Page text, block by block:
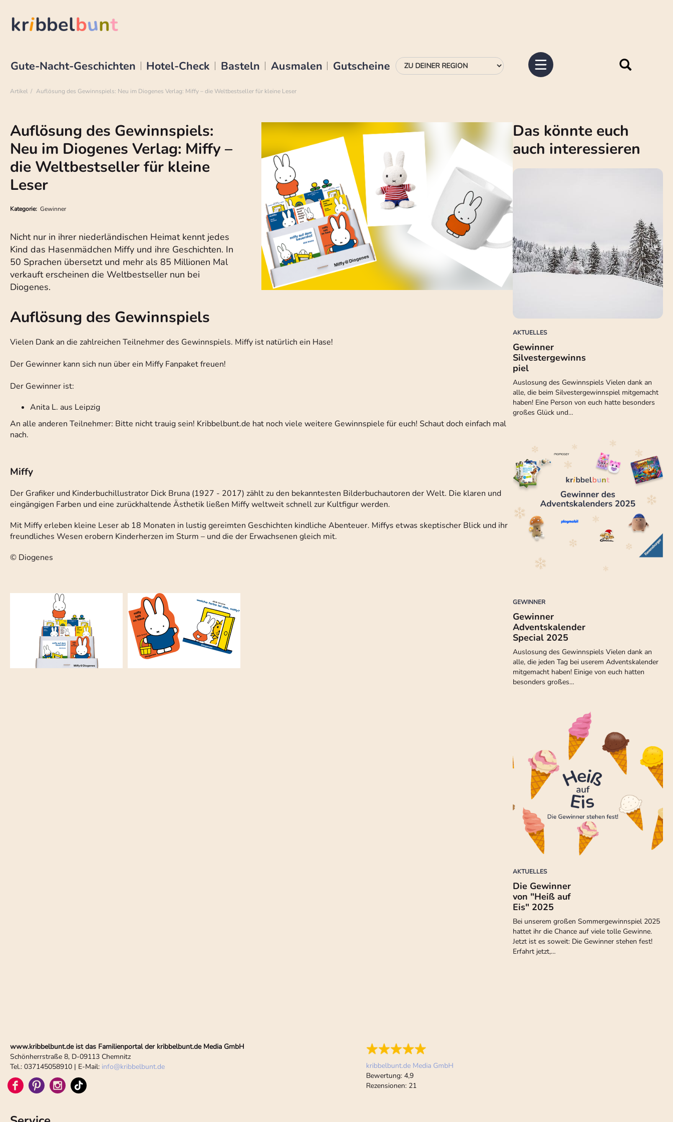
Gute-Nacht-Geschichten Hotel-Check Basteln Ausmalen Gutscheine
Artikel Auflösung des Gewinnspiels: Neu im Diogenes Verlag: Miffy – die Weltbestseller für kleine Leser
Auflösung des Gewinnspiels:
Neu im Diogenes Verlag: Miffy –
die Weltbestseller für kleine
Leser
Kategorie: Gewinner
Nicht nur in ihrer niederländischen Heimat kennt jedes
Kind das Hasenmädchen Miffy und ihre Geschichten. In
50 Sprachen übersetzt und mehr als 85 Millionen Mal
verkauft erscheinen die Weltbestseller nun bei
Diogenes.
Auflösung des Gewinnspiels
Vielen Dank an die zahlreichen Teilnehmer des Gewinnspiels. Miffy ist natürlich ein Hase!
Der Gewinner kann sich nun über ein Miffy Fanpaket freuen!
Der Gewinner ist:
Anita L. aus Leipzig
An alle anderen Teilnehmer: Bitte nicht trauig sein! Kribbelbunt.de hat noch viele weitere Gewinnspiele für euch! Schaut doch einfach mal
nach.
Miffy
Der Grafiker und Kinderbuchillustrator Dick Bruna (1927 - 2017) zählt zu den bekanntesten Bilderbuchautoren der Welt. Die klaren und
eingängigen Farben und eine zurückhaltende Ästhetik ließen Miffy weltweit schnell zur Kultfigur werden.
Mit Miffy erleben kleine Leser ab 18 Monaten in lustig gereimten Geschichten kindliche Abenteuer. Miffys etwas skeptischer Blick und ihr
freundliches Wesen erobern Kinderherzen im Sturm – und die der Erwachsenen gleich mit.
© Diogenes
Das könnte euch
auch interessieren
AKTUELLES
Gewinner
Silvestergewinns
piel
Auslosung des Gewinnspiels Vielen dank an
alle, die beim Silvestergewinnspiel mitgemacht
haben! Eine Person von euch hatte besonders
großes Glück und…
GEWINNER
Gewinner
Adventskalender
Special 2025
Auslosung des Gewinnspiels Vielen dank an
alle, die jeden Tag bei userem Adventskalender
mitgemacht haben! Einige von euch hatten
besonders großes…
AKTUELLES
Die Gewinner
von "Heiß auf
Eis" 2025
Bei unserem großen Sommergewinnspiel 2025
hattet ihr die Chance auf viele tolle Gewinne.
Jetzt ist es soweit: Die Gewinner stehen fest!
Erfahrt jetzt,…
www.kribbelbunt.de ist das Familienportal der kribbelbunt.de Media GmbH
Schönherrstraße 8, D-09113 Chemnitz
Tel.: 037145058910 | E-Mail: info@kribbelbunt.de
kribbelbunt.de Media GmbH
Bewertung: 4,9
Rezensionen: 21